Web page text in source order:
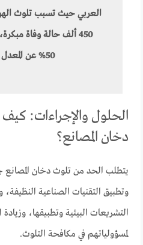
العربي حيث تسبب تلوث
450 ألف حالة وفاة
50% عن المعدل العالمي
الحلول والإجراءات:
دخان المصانع؟
يتطلب الحد من تلوث دخان المصانع
وتطبيق التقنيات الصناعية
التشريعات البيئية وتطبيقها،
لمسؤولياتهم في مكافحة التلوث.